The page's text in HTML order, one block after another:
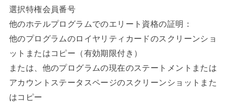
選択特権会員番号
他のホテルプログラムでのエリート資格の証明：
他のプログラムのロイヤリティカードのスクリーンショ
ットまたはコピー（有効期限付き）
または、他のプログラムの現在のステートメントまたは
アカウントステータスページのスクリーンショットまた
はコピー